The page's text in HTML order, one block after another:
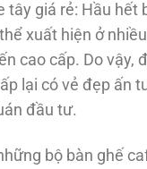
tây giá rẻ: Hầu hết
xuất hiện ở
cao cấp. Do vậy,
lại có vẻ đẹp ấn
đầu tư.
bộ bàn ghế